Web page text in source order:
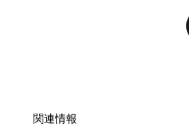
関連情報